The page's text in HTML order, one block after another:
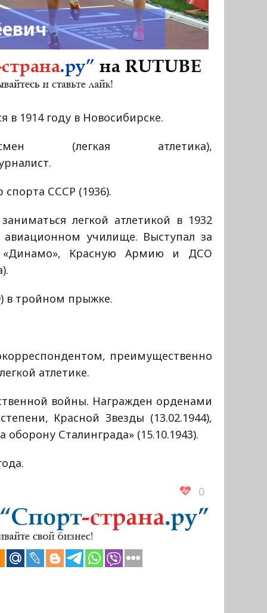
в 1914 году в Новосибирске.
(легкая атлетика),
спорта СССР (1936).
легкой атлетикой в 1932
авиационном училище. Выступал за
Красную Армию и ДСО
в тройном прыжке.
преимущественно
атлетике.
войны. Награжден орденами
Красной Звезды (13.02.1944),
Сталинграда» (15.10.1943).
0